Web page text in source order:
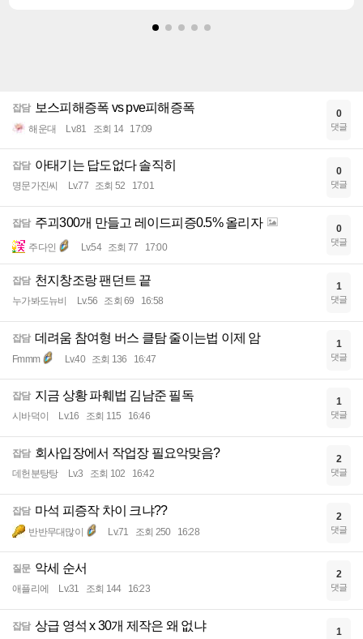
잡담 보스피해증폭 vs pve피해증폭
해운대 Lv.81 조회 14 17:09
0
댓글
잡담 아태기는 답도없다 솔직히
명문가진씨 Lv.77 조회 52 17:01
0
댓글
잡담 주괴300개 만들고 레이드피증0.5% 올리자
주다인 Lv.54 조회 77 17:00
0
댓글
잡담 천지창조랑 팬던트 끝
누가봐도뉴비 Lv.56 조회 69 16:58
1
댓글
잡담 데려움 참여형 버스 클탐 줄이는법 이제 암
Fmmm Lv.40 조회 136 16:47
1
댓글
잡담 지금 상황 파훼법 김남준 필독
시바덕이 Lv.16 조회 115 16:46
1
댓글
잡담 회사입장에서 작업장 필요악맞음?
데헌분탕탕 Lv.3 조회 102 16:42
2
댓글
잡담 마석 피증작 차이 크냐??
반반무대많이 Lv.71 조회 250 16:28
2
댓글
질문 악세 순서
애플리에 Lv.31 조회 144 16:23
2
댓글
잡담 상급 영석 x 30개 제작은 왜 없냐 1